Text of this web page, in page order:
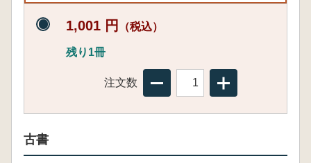
1,001 円 （税込）
残り1冊
注文数
古書